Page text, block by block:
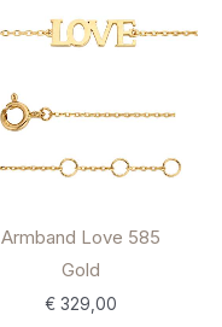
Armband Love 585
Gold
€ 329,00